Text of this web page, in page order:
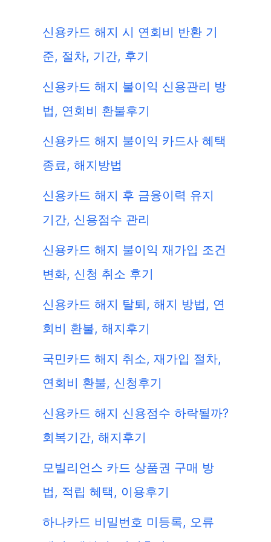
신용카드 해지 시 연회비 반환 기
준, 절차, 기간, 후기
신용카드 해지 불이익 신용관리 방
법, 연회비 환불후기
신용카드 해지 불이익 카드사 혜택
종료, 해지방법
신용카드 해지 후 금융이력 유지
기간, 신용점수 관리
신용카드 해지 불이익 재가입 조건
변화, 신청 취소 후기
신용카드 해지 탈퇴, 해지 방법, 연
회비 환불, 해지후기
국민카드 해지 취소, 재가입 절차,
연회비 환불, 신청후기
신용카드 해지 신용점수 하락될까?
회복기간, 해지후기
모빌리언스 카드 상품권 구매 방
법, 적립 혜택, 이용후기
하나카드 비밀번호 미등록, 오류